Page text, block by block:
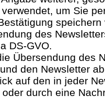
um Sie
des
DS-GVO.
Übersendung des
den Newsletter
auf den in jeder
durch eine